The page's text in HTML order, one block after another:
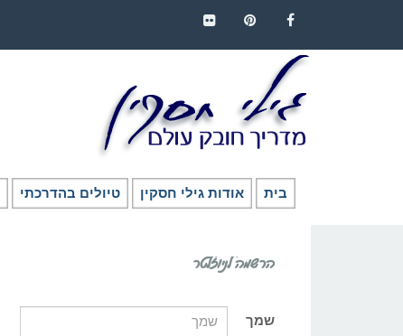
בית אודות גילי חסקין טיולים בהדרכתי
הרשמה לניוזלטר
שמך